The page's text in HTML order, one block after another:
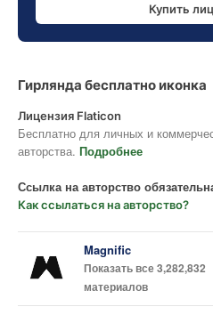
Купить
Гирлянда бесплатно иконка
Лицензия Flaticon
Бесплатно для личных и
авторства. Подробнее
Ссылка на авторство
Как ссылаться на авторство?
Magnific
Показать все 3,282,832
материалов